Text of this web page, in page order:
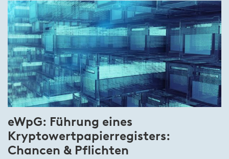
eWpG: Führung eines
Kryptowertpapierregisters:
Chancen & Pflichten